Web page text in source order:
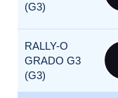
(G3)
RALLY-O
GRADO G3
(G3)